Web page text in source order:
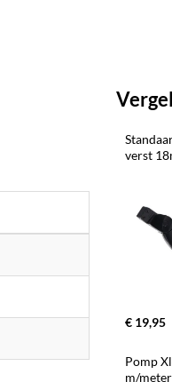
verst
€ 19,95
Pomp
m/